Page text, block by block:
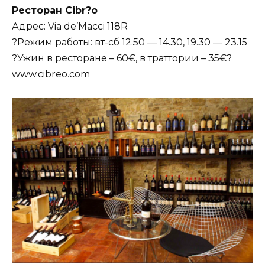
Ресторан Cibr?o
Адрес: Via de’Macci 118R
?Режим работы: вт-сб 12.50 — 14.30, 19.30 — 23.15
?Ужин в ресторане – 60€, в траттории – 35€?
www.cibreo.com